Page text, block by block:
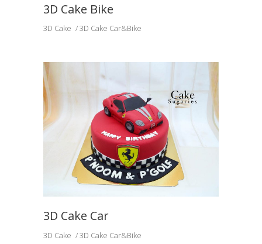
3D Cake Bike
3D Cake 3D Cake Car&Bike
3D Cake Car
3D Cake 3D Cake Car&Bike